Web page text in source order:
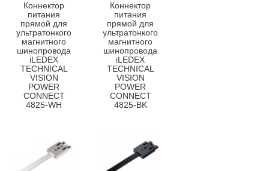
Коннектор
питания
прямой для
ультратонкого
магнитного
шинопровода
iLEDEX
TECHNICAL
VISION
POWER
CONNECT
4825-WH
Коннектор
питания
прямой для
ультратонкого
магнитного
шинопровода
iLEDEX
TECHNICAL
VISION
POWER
CONNECT
4825-BK